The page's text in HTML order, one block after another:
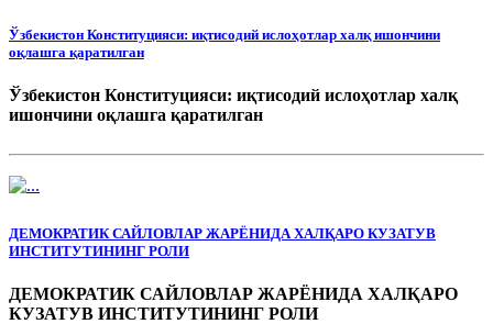
Ўзбекистон Конституцияси: иқтисодий ислоҳотлар халқ ишончини
оқлашга қаратилган
Ўзбекистон Конституцияси: иқтисодий ислоҳотлар халқ
ишончини оқлашга қаратилган
ДЕМОКРАТИК САЙЛОВЛАР ЖАРЁНИДА ХАЛҚАРО КУЗАТУВ
ИНСТИТУТИНИНГ РОЛИ
ДЕМОКРАТИК САЙЛОВЛАР ЖАРЁНИДА ХАЛҚАРО
КУЗАТУВ ИНСТИТУТИНИНГ РОЛИ